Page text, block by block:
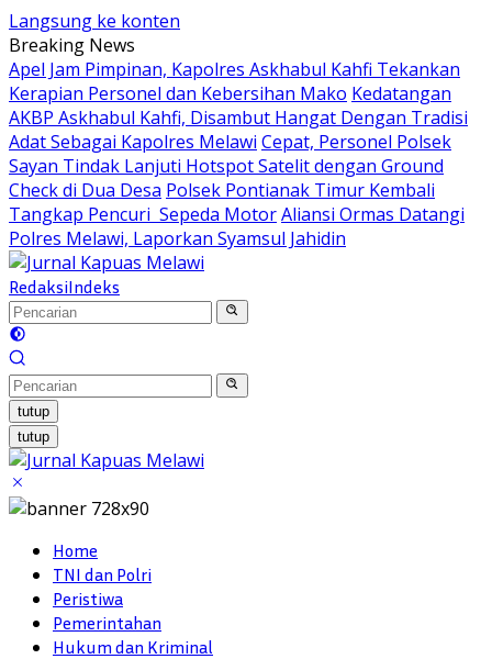
Langsung ke konten
Breaking News
Apel Jam Pimpinan, Kapolres Askhabul Kahfi Tekankan
Kerapian Personel dan Kebersihan Mako Kedatangan
AKBP Askhabul Kahfi, Disambut Hangat Dengan Tradisi
Adat Sebagai Kapolres Melawi Cepat, Personel Polsek
Sayan Tindak Lanjuti Hotspot Satelit dengan Ground
Check di Dua Desa Polsek Pontianak Timur Kembali
Tangkap Pencuri Sepeda MotorAliansi Ormas Datangi
Polres Melawi, Laporkan Syamsul Jahidin
RedaksiIndeks
tutup
tutup
Home
TNI dan Polri
Peristiwa
Pemerintahan
Hukum dan Kriminal